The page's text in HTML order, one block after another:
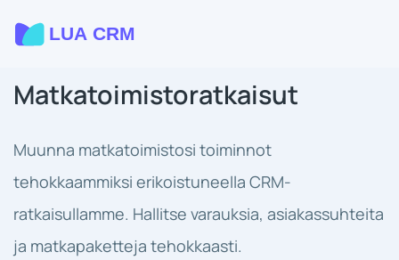
Matkatoimistoratkaisut
Muunna matkatoimistosi toiminnot
tehokkaammiksi erikoistuneella CRM-
ratkaisullamme. Hallitse varauksia, asiakassuhteita
ja matkapaketteja tehokkaasti.